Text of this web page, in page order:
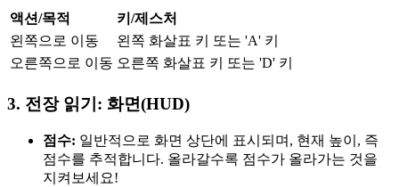
액션/목적
키/제스처
왼쪽으로 이동
왼쪽 화살표 키 또는 'A' 키
오른쪽으로 이동 오른쪽 화살표 키 또는 'D' 키
3. 전장 읽기: 화면(HUD)
점수: 일반적으로 화면 상단에 표시되며, 현재 높이, 즉
점수를 추적합니다. 올라갈수록 점수가 올라가는 것을
지켜보세요!